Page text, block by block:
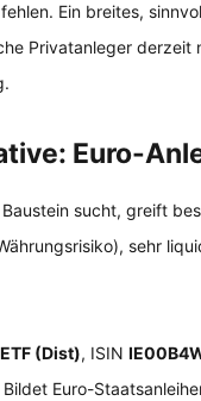
Ein breites,
Privatanleger derzeit
Euro-
sucht, greift
sehr
(Dist), ISIN
Euro-